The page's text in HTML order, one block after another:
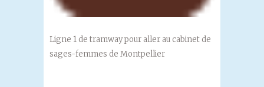
Ligne 1 de tramway pour aller au cabinet de
sages-femmes de Montpellier